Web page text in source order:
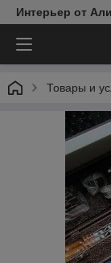
Интерьер от
Товары и